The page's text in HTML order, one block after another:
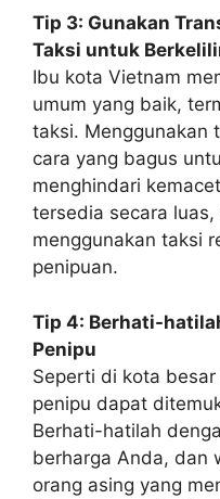
Tip 3: Gunakan
Taksi untuk
Ibu kota Vietnam
umum yang baik,
taksi. Menggunakan
cara yang bagus
menghindari
tersedia secara
menggunakan taksi
penipuan.
Tip 4: Berhati-
Penipu
Seperti di kota
penipu dapat
Berhati-hatilah
berharga Anda, dan
orang asing yang